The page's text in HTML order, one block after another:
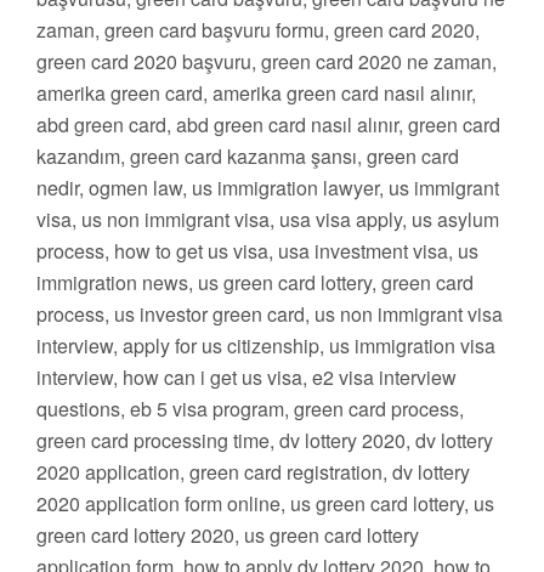
zaman, green card başvuru formu, green card 2020,
green card 2020 başvuru, green card 2020 ne zaman,
amerika green card, amerika green card nasıl alınır,
abd green card, abd green card nasıl alınır, green card
kazandım, green card kazanma şansı, green card
nedir, ogmen law, us immigration lawyer, us immigrant
visa, us non immigrant visa, usa visa apply, us asylum
process, how to get us visa, usa investment visa, us
immigration news, us green card lottery, green card
process, us investor green card, us non immigrant visa
interview, apply for us citizenship, us immigration visa
interview, how can i get us visa, e2 visa interview
questions, eb 5 visa program, green card process,
green card processing time, dv lottery 2020, dv lottery
2020 application, green card registration, dv lottery
2020 application form online, us green card lottery, us
green card lottery 2020, us green card lottery